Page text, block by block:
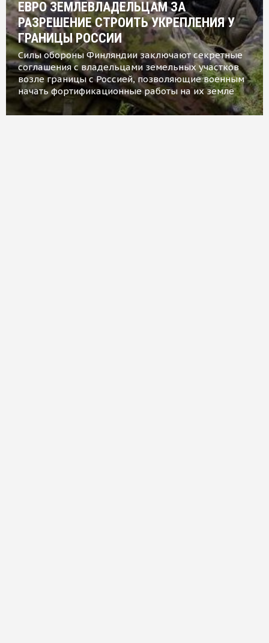
ЕВРО ЗЕМЛЕВЛАДЕЛЬЦАМ ЗА
РАЗРЕШЕНИЕ СТРОИТЬ УКРЕПЛЕНИЯ У
ГРАНИЦЫ РОССИИ
Силы обороны Финляндии заключают секретные
соглашения с владельцами земельных участков
возле границы с Россией, позволяющие военным
начать фортификационные работы на их земле